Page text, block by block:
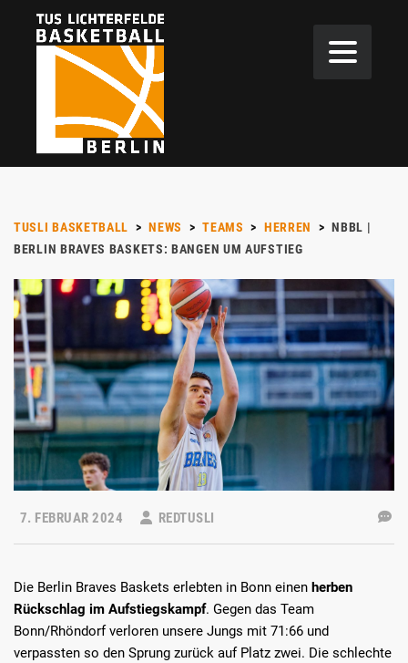
TUSLI BASKETBALL > NEWS > TEAMS > HERREN > NBBL |
BERLIN BRAVES BASKETS: BANGEN UM AUFSTIEG
7. FEBRUAR 2024 REDTUSLI
Die Berlin Braves Baskets erlebten in Bonn einen herben
Rückschlag im Aufstiegskampf. Gegen das Team
Bonn/Rhöndorf verloren unsere Jungs mit 71:66 und
verpassten so den Sprung zurück auf Platz zwei. Die schlechte